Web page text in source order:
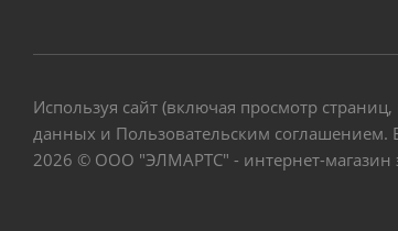
Используя сайт (включая просмотр
данных и Пользовательским соглашением.
2026 © ООО "ЭЛМАРТС" - интернет-магазин